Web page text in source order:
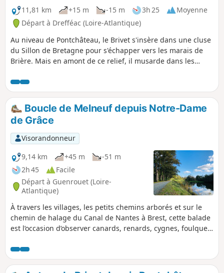
11,81 km
+15 m -15 m 3h 25
Moyenne
Départ à Drefféac (Loire-Atlantique)
Au niveau de Pontchâteau, le Brivet s'insère dans une cluse
du Sillon de Bretagne pour s'échapper vers les marais de
Brière. Mais en amont de ce relief, il musarde dans les
Anne sur Brivet. Le circuit proposé permet de cheminer
autour de ce fleuve très tranquille, en parcourant une belle
campagne arborée, puis en suivant son cours au plus près.
Et peut-être aurez-vous la chance de voir les cigognes qui
nichent ici.
Boucle de Melneuf depuis Notre-Dame
de Grâce
Visorandonneur
9,14 km
+45 m
-51 m
2h 45
Facile
Départ à Guenrouet (Loire-
Atlantique)
À travers les villages, les petits chemins arborés et sur le
chemin de halage du Canal de Nantes à Brest, cette balade
est l’occasion d’observer canards, renards, cygnes, foulques